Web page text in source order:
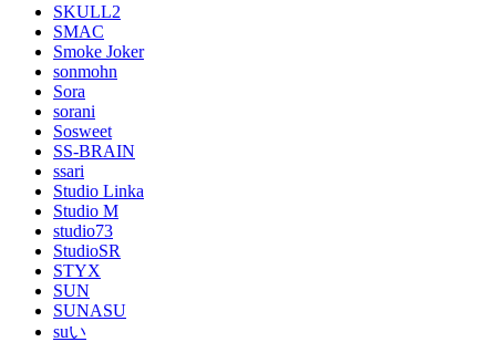
SKULL2
SMAC
Smoke Joker
sonmohn
Sora
sorani
Sosweet
SS-BRAIN
ssari
Studio Linka
Studio M
studio73
StudioSR
STYX
SUN
SUNASU
suい